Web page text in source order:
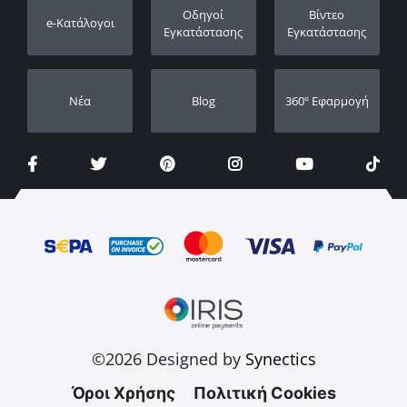
Οι Αντιπρόσωποι μας
e-Κατάλογοι
Οδηγοί
Εγκατάστασης
Βίντεο
Εγκατάστασης
Νέα Blog 360º Εφαρμογή
©2026 Designed by Synectics
Όροι Χρήσης Πολιτική Cookies